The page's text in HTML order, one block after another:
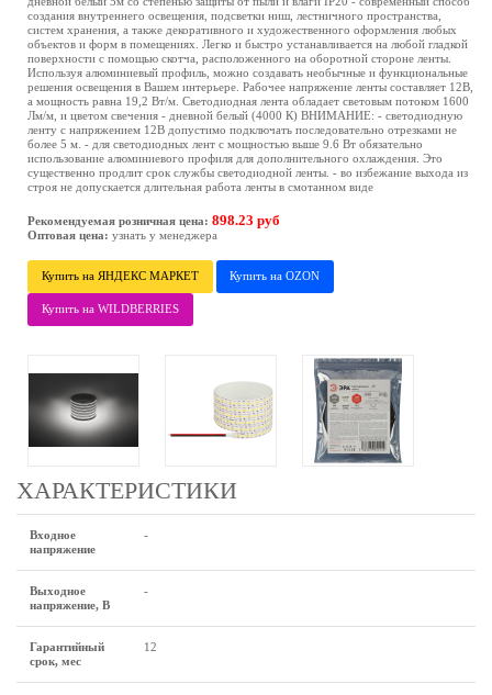
создания внутреннего освещения, подсветки ниш, лестничного пространства,
систем хранения, а также декоративного и художественного оформления любых
объектов и форм в помещениях. Легко и быстро устанавливается на любой гладкой
поверхности с помощью скотча, расположенного на оборотной стороне ленты.
Используя алюминиевый профиль, можно создавать необычные и функциональные
решения освещения в Вашем интерьере. Рабочее напряжение ленты составляет 12В,
а мощность равна 19,2 Вт/м. Светодиодная лента обладает световым потоком 1600
Лм/м, и цветом свечения - дневной белый (4000 К) ВНИМАНИЕ: - светодиодную
ленту с напряжением 12В допустимо подключать последовательно отрезками не
более 5 м. - для светодиодных лент с мощностью выше 9.6 Вт обязательно
использование алюминиевого профиля для дополнительного охлаждения. Это
существенно продлит срок службы светодиодной ленты. - во избежание выхода из
строя не допускается длительная работа ленты в смотанном виде
Рекомендуемая розничная цена: 898.23 руб
Оптовая цена: узнать у менеджера
Купить на ЯНДЕКС МАРКЕТ Купить на OZON
Купить на WILDBERRIES
ХАРАКТЕРИСТИКИ
Входное
напряжение
-
Выходное
напряжение, В
-
Гарантийный
срок, мес
12